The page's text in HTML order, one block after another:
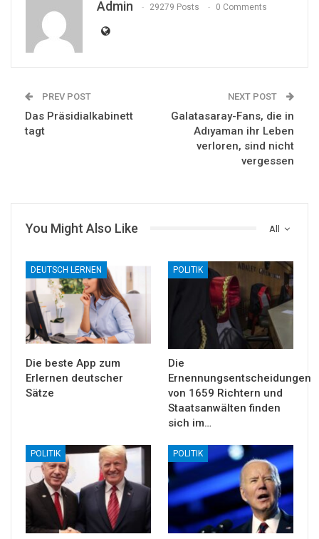
Admin 29279 Posts 0 Comments
PREV POST
Das Präsidialkabinett
tagt
NEXT POST
Galatasaray-Fans, die in
Adıyaman ihr Leben
verloren, sind nicht
vergessen
All
You Might Also Like
DEUTSCH LERNEN
Die beste App zum
Erlernen deutscher
Sätze
POLITIK
Die
Ernennungsentscheidungen
von 1659 Richtern und
Staatsanwälten finden
sich im…
POLITIK POLITIK